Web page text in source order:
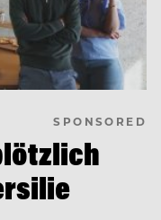
SPONSORED